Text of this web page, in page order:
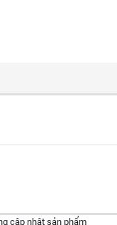
cập nhật sản phẩm